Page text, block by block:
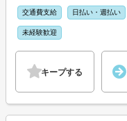
交通費支給 日払い・週払い
未経験歓迎
キープする